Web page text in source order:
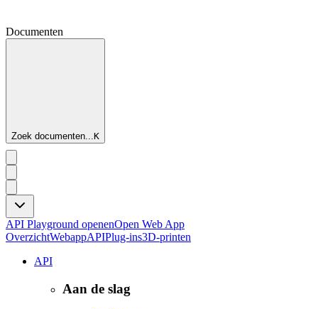
Documenten
Zoek documenten...K
API Playground openenOpen Web App
OverzichtWebappAPIPlug-ins3D-printen
API
Aan de slag